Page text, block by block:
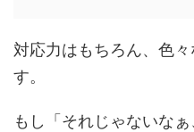
対応力はもちろん、色
す。
もし「それじゃないな